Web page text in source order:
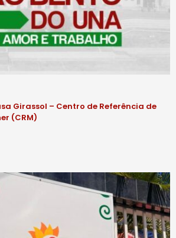
Girassol – Centro de Referência de
(CRM)